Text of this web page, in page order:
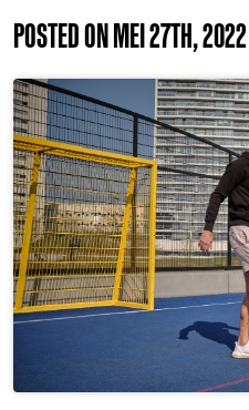
POSTED ON MEI 27TH, 2022